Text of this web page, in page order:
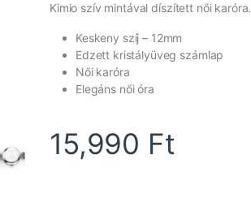
Kimio szív mintával díszített női karóra.
Keskeny szíj – 12mm
Edzett kristályüveg számlap
Női karóra
Elegáns női óra
15,990 Ft